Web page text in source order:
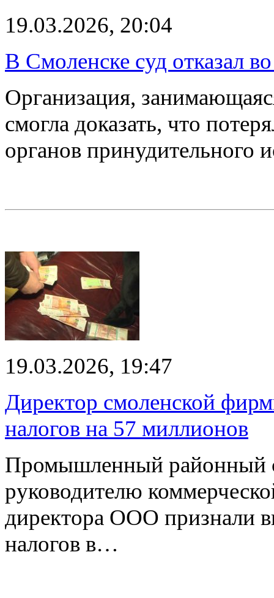
19.03.2026, 20:04
В Смоленске суд отказал
Организация,
смогла доказать, что
органов
19.03.2026, 19:47
Директор смоленской
налогов на 57 миллионов
Промышленный районный
руководителю
директора ООО признали
налогов в…